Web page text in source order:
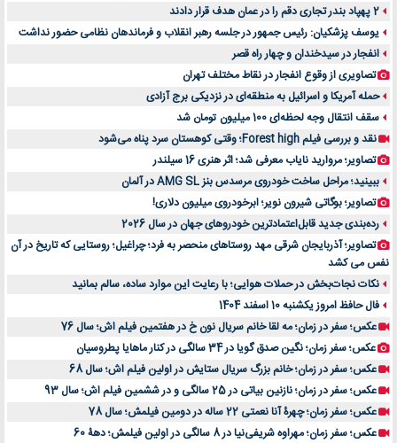
2 پهپاد بندر تجاری دقم را در عمان هدف قرار دادند
یوسف پزشکیان: رئیس جمهور در جلسه رهبر انقلاب و فرماندهان نظامی حضور نداشت
انفجار در سیدخندان و چهار راه قصر
تصاویری از وقوع انفجار در نقاط مختلف تهران
حمله آمریکا و اسرائیل به منطقه‌ای در نزدیکی برج آزادی
سقف انتقال وجه لحظه‌ای 100 میلیون تومان شد
نقد و بررسی فیلم Forest high؛ وقتی کوهستان سرد پناه می‌شود
تصاویر؛ مروارید نایاب معرفی شد؛ اثر هنری 16 سیلندر
ببینید؛ مراحل ساخت خودروی مرسدس بنز AMG SL در آلمان
تصاویر؛ بوگاتی شیرون نویر؛ ابرخودروی میلیون دلاری!
رده‌بندی جدید قابل‌اعتمادترین خودروهای جهان در سال 2026
تصاویر؛ آذربایجان شرقی مهد روستاهای منحصر به فرد؛ چراغیل؛ روستایی که تاریخ در آن
نفس می کشد
نکات نجات‌بخش در حملات هوایی؛ با رعایت این موارد ساده، سالم بمانید
فال حافظ امروز یکشنبه 10 اسفند 1404
عکس؛ سفر در زمان؛ مه لقا خانم سریال نون خ در هفتمین فیلم اش؛ سال 76
عکس؛ سفر زمان؛ نگین صدق گویا در 34 سالگی در کنار ماهایا پطروسیان
عکس؛ سفر در زمان؛ خانم بزرگ سریال ستایش در اولین فیلم اش؛ سال 68
عکس؛ سفر در زمان؛ نازنین بیاتی در 25 سالگی و در ششمین فیلم اش؛ سال 93
عکس؛ سفر زمان؛ چهرۀ آنا نعمتی 22 ساله در دومین فیلمش؛ سال 78
عکس؛ سفر زمان؛ مهراوه شریفی‌نیا در 8 سالگی در اولین فیلمش؛ دهۀ 60